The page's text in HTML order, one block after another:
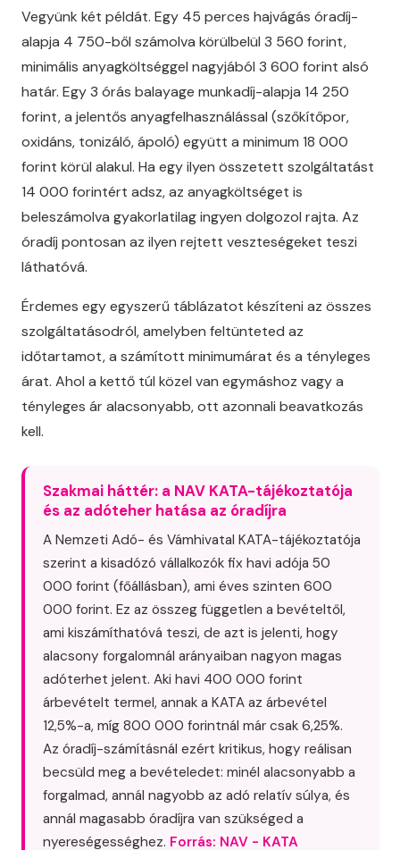
Vegyünk két példát. Egy 45 perces hajvágás óradíj-
alapja 4 750-ből számolva körülbelül 3 560 forint,
minimális anyagköltséggel nagyjából 3 600 forint alsó
határ. Egy 3 órás balayage munkadíj-alapja 14 250
forint, a jelentős anyagfelhasználással (szőkítőpor,
oxidáns, tonizáló, ápoló) együtt a minimum 18 000
forint körül alakul. Ha egy ilyen összetett szolgáltatást
14 000 forintért adsz, az anyagköltséget is
beleszámolva gyakorlatilag ingyen dolgozol rajta. Az
óradíj pontosan az ilyen rejtett veszteségeket teszi
láthatóvá.
Érdemes egy egyszerű táblázatot készíteni az összes
szolgáltatásodról, amelyben feltünteted az
időtartamot, a számított minimumárat és a tényleges
árat. Ahol a kettő túl közel van egymáshoz vagy a
tényleges ár alacsonyabb, ott azonnali beavatkozás
kell.
Szakmai háttér: a NAV KATA-tájékoztatója
és az adóteher hatása az óradíjra
A Nemzeti Adó- és Vámhivatal KATA-tájékoztatója
szerint a kisadózó vállalkozók fix havi adója 50
000 forint (főállásban), ami éves szinten 600
000 forint. Ez az összeg független a bevételtől,
ami kiszámíthatóvá teszi, de azt is jelenti, hogy
alacsony forgalomnál arányaiban nagyon magas
adóterhet jelent. Aki havi 400 000 forint
árbevételt termel, annak a KATA az árbevétel
12,5%-a, míg 800 000 forintnál már csak 6,25%.
Az óradíj-számításnál ezért kritikus, hogy reálisan
becsüld meg a bevételedet: minél alacsonyabb a
forgalmad, annál nagyobb az adó relatív súlya, és
annál magasabb óradíjra van szükséged a
nyereségességhez. Forrás: NAV - KATA